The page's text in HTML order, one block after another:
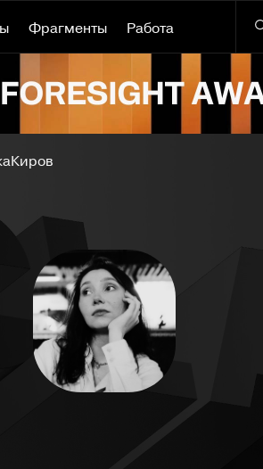
Фрагменты Работа
Киров